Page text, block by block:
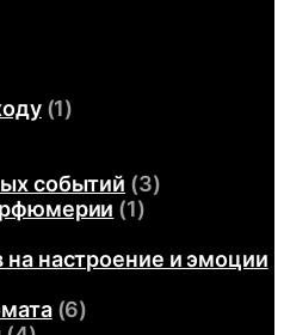
(1)
событий (3)
(1)
на настроение и эмоции
(6)